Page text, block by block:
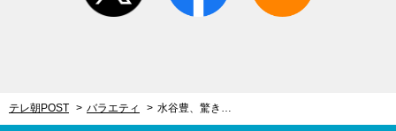
テレ朝POST バラエティ 水谷豊、驚きの「来年は本気を出そうかな」宣言！相棒コンビで『ザワつく！大晦日』に3年連続参戦